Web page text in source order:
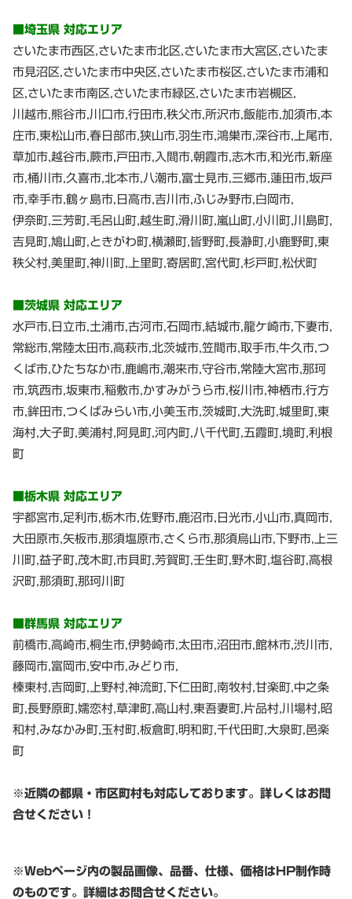
■埼玉県 対応エリア
さいたま市西区,さいたま市北区,さいたま市大宮区,さいたま
市見沼区,さいたま市中央区,さいたま市桜区,さいたま市浦和
区,さいたま市南区,さいたま市緑区,さいたま市岩槻区,
川越市,熊谷市,川口市,行田市,秩父市,所沢市,飯能市,加須市,本
庄市,東松山市,春日部市,狭山市,羽生市,鴻巣市,深谷市,上尾市,
草加市,越谷市,蕨市,戸田市,入間市,朝霞市,志木市,和光市,新座
市,桶川市,久喜市,北本市,八潮市,富士見市,三郷市,蓮田市,坂戸
市,幸手市,鶴ヶ島市,日高市,吉川市,ふじみ野市,白岡市,
伊奈町,三芳町,毛呂山町,越生町,滑川町,嵐山町,小川町,川島町,
吉見町,鳩山町,ときがわ町,横瀬町,皆野町,長瀞町,小鹿野町,東
秩父村,美里町,神川町,上里町,寄居町,宮代町,杉戸町,松伏町
■茨城県 対応エリア
水戸市,日立市,土浦市,古河市,石岡市,結城市,龍ケ崎市,下妻市,
常総市,常陸太田市,高萩市,北茨城市,笠間市,取手市,牛久市,つ
くば市,ひたちなか市,鹿嶋市,潮来市,守谷市,常陸大宮市,那珂
市,筑西市,坂東市,稲敷市,かすみがうら市,桜川市,神栖市,行方
市,鉾田市,つくばみらい市,小美玉市,茨城町,大洗町,城里町,東
海村,大子町,美浦村,阿見町,河内町,八千代町,五霞町,境町,利根
町
■栃木県 対応エリア
宇都宮市,足利市,栃木市,佐野市,鹿沼市,日光市,小山市,真岡市,
大田原市,矢板市,那須塩原市,さくら市,那須烏山市,下野市,上三
川町,益子町,茂木町,市貝町,芳賀町,壬生町,野木町,塩谷町,高根
沢町,那須町,那珂川町
■群馬県 対応エリア
前橋市,高崎市,桐生市,伊勢崎市,太田市,沼田市,館林市,渋川市,
藤岡市,富岡市,安中市,みどり市,
榛東村,吉岡町,上野村,神流町,下仁田町,南牧村,甘楽町,中之条
町,長野原町,嬬恋村,草津町,高山村,東吾妻町,片品村,川場村,昭
和村,みなかみ町,玉村町,板倉町,明和町,千代田町,大泉町,邑楽
町
※近隣の都県・市区町村も対応しております。詳しくはお問
合せください！
※Webページ内の製品画像、品番、仕様、価格はHP制作時
のものです。詳細はお問合せください。